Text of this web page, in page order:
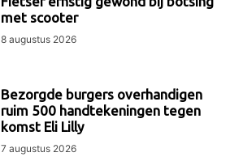
met scooter
8 augustus 2026
Bezorgde burgers overhandigen
ruim 500 handtekeningen tegen
komst Eli Lilly
7 augustus 2026